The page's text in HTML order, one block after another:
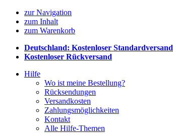
zur Navigation
zum Inhalt
zum Warenkorb
Deutschland: Kostenloser Standardversand
Kostenloser Rückversand
Hilfe
Wo ist meine Bestellung?
Rücksendungen
Versandkosten
Zahlungsmöglichkeiten
Kontakt
Alle Hilfe-Themen